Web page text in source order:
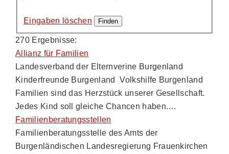
Eingaben löschen
270 Ergebnisse:
Allianz für Familien
Landesverband der Elternverine Burgenland
Kinderfreunde Burgenland Volkshilfe Burgenland
Familien sind das Herzstück unserer Gesellschaft.
Jedes Kind soll gleiche Chancen haben.…
Familienberatungsstellen
Familienberatungsstelle des Amts der
Burgenländischen Landesregierung Frauenkirchen